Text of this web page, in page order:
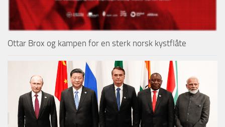
Ottar Brox og kampen for en sterk norsk kystflåte